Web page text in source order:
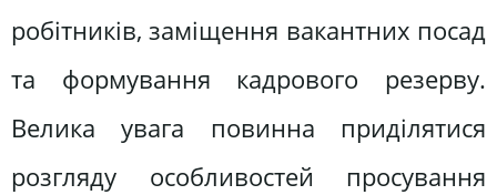
робітників, заміщення вакантних посад
та формування кадрового резерву.
Велика увага повинна приділятися
розгляду особливостей просування